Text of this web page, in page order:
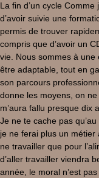
La fin d’un cycle
d’avoir suivie une
permis de trouver
compris que d’avoir un
vie. Nous sommes à
être adaptable, tout en
son parcours
donne les moyens, on
m’aura fallu presque dix
Je ne te cache pas
je ne ferai plus un métier
ne travailler que pour
d’aller travailler viendra
année, le moral n’est